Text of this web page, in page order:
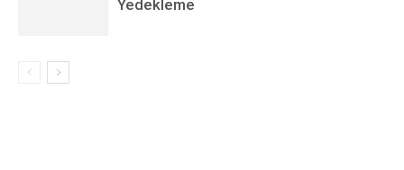
Yedekleme